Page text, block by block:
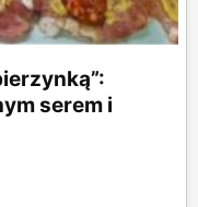
serem i